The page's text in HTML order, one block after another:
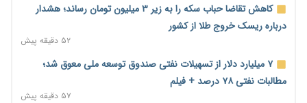
کاهش تقاضا حباب سکه را به زیر ۳ میلیون تومان رساند؛ هشدار
درباره ریسک خروج طلا از کشور
۵۲ دقیقه پیش
۷ میلیارد دلار از تسهیلات نفتی صندوق توسعه ملی معوق شد؛
مطالبات نفتی ۷۸ درصد + فیلم
۵۷ دقیقه پیش